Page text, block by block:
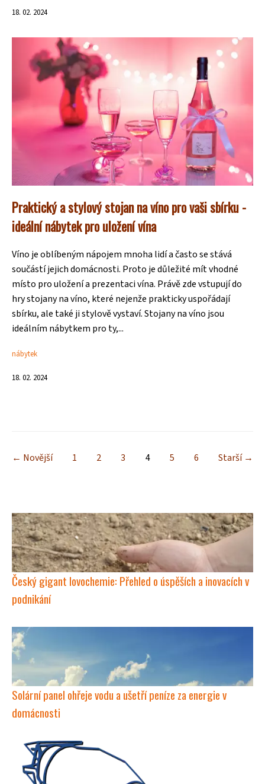
18. 02. 2024
Praktický a stylový stojan na víno pro vaši sbírku -
ideální nábytek pro uložení vína
Víno je oblíbeným nápojem mnoha lidí a často se stává
součástí jejich domácnosti. Proto je důležité mít vhodné
místo pro uložení a prezentaci vína. Právě zde vstupují do
hry stojany na víno, které nejenže prakticky uspořádají
sbírku, ale také ji stylově vystaví. Stojany na víno jsou
ideálním nábytkem pro ty,...
nábytek
18. 02. 2024
← Novější 1 2 3 4 5 6 Starší →
Český gigant lovochemie: Přehled o úspěších a inovacích v
podnikání
Solární panel ohřeje vodu a ušetří peníze za energie v
domácnosti